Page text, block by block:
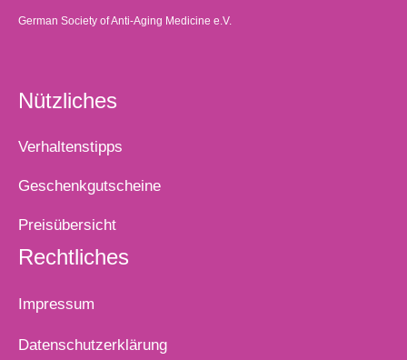
German Society of Anti-Aging Medicine e.V.
Nützliches
Verhaltenstipps
Geschenkgutscheine
Preisübersicht
Rechtliches
Impressum
Datenschutzerklärung